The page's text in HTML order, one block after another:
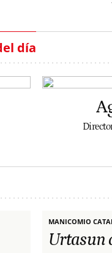
día
MANICOMIO
Urtasun